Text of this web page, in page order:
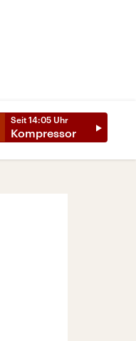
Seit 14:05 Uhr
Kompressor